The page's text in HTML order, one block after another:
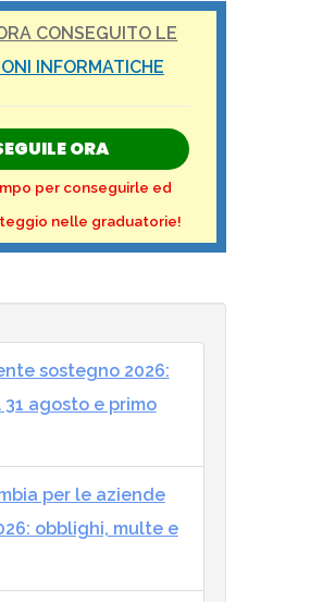
CONSEGUITO LE
INFORMATICHE
ORA
per conseguirle ed
nelle graduatorie!
sostegno 2026:
agosto e primo
per le aziende
obblighi, multe e